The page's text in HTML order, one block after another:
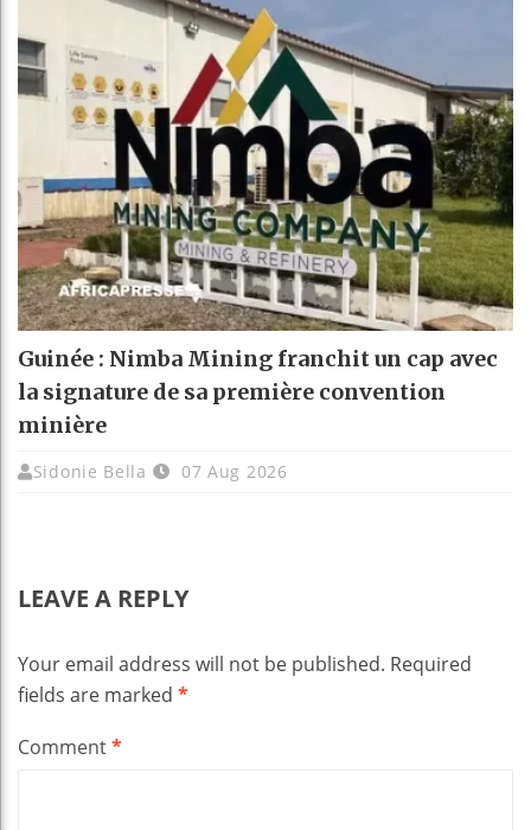
Guinée : Nimba Mining franchit un cap avec
la signature de sa première convention
minière
Sidonie Bella 07 Aug 2026
LEAVE A REPLY
Your email address will not be published. Required
fields are marked *
Comment*